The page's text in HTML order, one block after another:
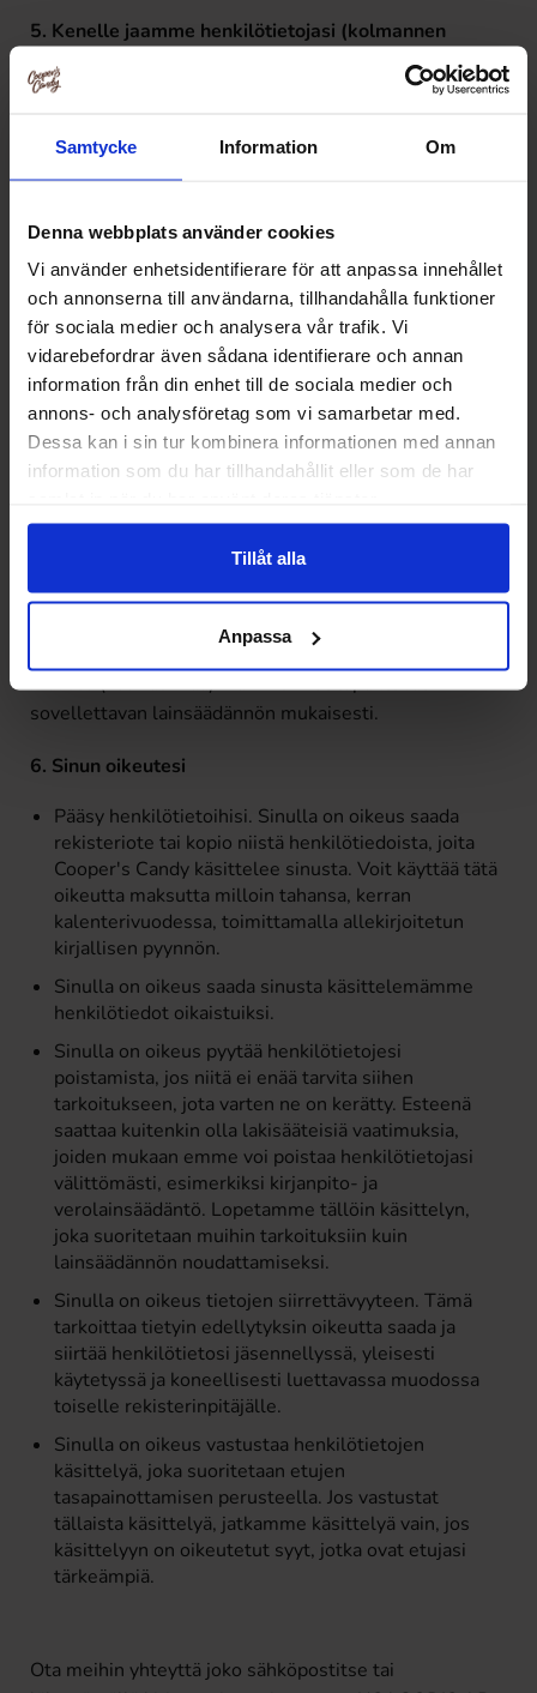
Samtycke Information Om
Denna webbplats använder cookies
Vi använder enhetsidentifierare för att anpassa innehållet
och annonserna till användarna, tillhandahålla funktioner
för sociala medier och analysera vår trafik. Vi
vidarebefordrar även sådana identifierare och annan
information från din enhet till de sociala medier och
annons- och analysföretag som vi samarbetar med.
Dessa kan i sin tur kombinera informationen med annan
information som du har tillhandahållit eller som de har
Tillåt alla
Anpassa
5. Kenelle jaamme henkilötietojasi (kolmannen
osapuolen palveluntarjoajat)?
Joissakin tapauksissa voimme jakaa henkilötietojasi niin
osapuolten) kanssa, jotta voimme tarjota
palveluitamme. Tietojenkäsittelijä on yritys, joka
henkilötietojen käsittelijöistä ovat
maksupalveluntarjoajat, kuljetusyhtiöt ja
viestintäpalvelut.
Voimme myös luovuttaa henkilötietoja, jos se on
tarpeen sovellettavien oikeudellisten tai
sääntelyvaatimusten noudattamiseksi, oikeudellisten
etujemme suojaamiseksi tai petosten ja muiden
turvallisuus- tai teknisten ongelmien havaitsemiseksi,
COOPER'S CANDY pyrkii aina säilyttämään
henkilötietoja vain EU/ETA-alueella. Tietoja voidaan
siirtää ja käsitellä EU/ETA-alueen ulkopuolisessa
maassa (kolmas maa). Kaikki siirrot tapahtuvat
sovellettavan lainsäädännön mukaisesti.
6. Sinun oikeutesi
Pääsy henkilötietoihisi. Sinulla on oikeus saada
rekisteriote tai kopio niistä henkilötiedoista, joita
Cooper's Candy käsittelee sinusta. Voit käyttää tätä
oikeutta maksutta milloin tahansa, kerran
kalenterivuodessa, toimittamalla allekirjoitetun
kirjallisen pyynnön.
Sinulla on oikeus saada sinusta käsittelemämme
henkilötiedot oikaistuiksi.
Sinulla on oikeus pyytää henkilötietojesi
poistamista, jos niitä ei enää tarvita siihen
tarkoitukseen, jota varten ne on kerätty. Esteenä
saattaa kuitenkin olla lakisääteisiä vaatimuksia,
joiden mukaan emme voi poistaa henkilötietojasi
välittömästi, esimerkiksi kirjanpito- ja
verolainsäädäntö. Lopetamme tällöin käsittelyn,
joka suoritetaan muihin tarkoituksiin kuin
lainsäädännön noudattamiseksi.
Sinulla on oikeus tietojen siirrettävyyteen. Tämä
tarkoittaa tietyin edellytyksin oikeutta saada ja
siirtää henkilötietosi jäsennellyssä, yleisesti
käytetyssä ja koneellisesti luettavassa muodossa
toiselle rekisterinpitäjälle.
Sinulla on oikeus vastustaa henkilötietojen
käsittelyä, joka suoritetaan etujen
tasapainottamisen perusteella. Jos vastustat
tällaista käsittelyä, jatkamme käsittelyä vain, jos
käsittelyyn on oikeutetut syyt, jotka ovat etujasi
tärkeämpiä.
Ota meihin yhteyttä joko sähköpostitse tai